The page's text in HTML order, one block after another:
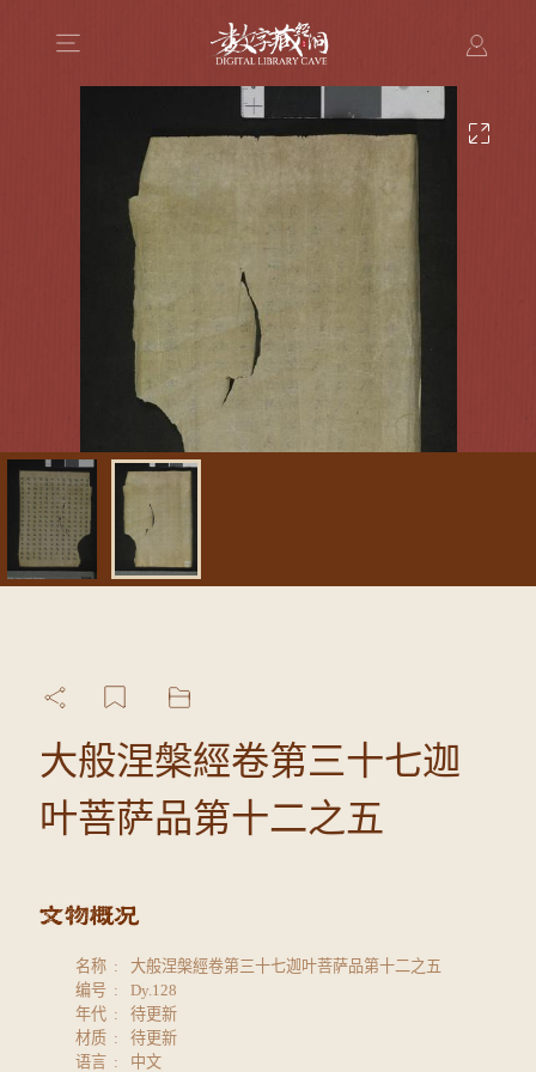
大般涅槃經卷第三十七迦
叶菩萨品第十二之五
名称
大般涅槃經卷第三十七迦叶菩萨品第十二之五
编号
Dy.128
年代
待更新
材质
待更新
语言
中文